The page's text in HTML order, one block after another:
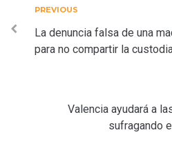
Navegación
de
entradas
Previous
PREVIOUS
La denuncia falsa de una
para no compartir la
Valencia ayudará a
sufragando